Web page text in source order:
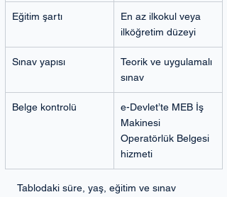
Eğitim şartı
En az ilkokul veya
ilköğretim düzeyi
Sınav yapısı
Teorik ve uygulamalı
sınav
Belge kontrolü
e-Devlet’te MEB İş
Makinesi
Operatörlük Belgesi
hizmeti
Tablodaki süre, yaş, eğitim ve sınav